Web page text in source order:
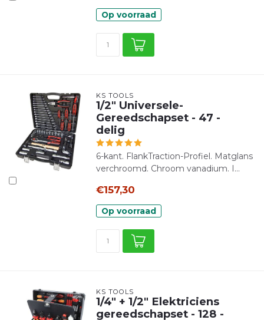
Op voorraad
KS TOOLS
1/2" Universele-
Gereedschapset - 47 -
delig
6-kant. FlankTraction-Profiel. Matglans
verchroomd. Chroom vanadium. I...
€157,30
Op voorraad
KS TOOLS
1/4" + 1/2" Elektriciens
gereedschapset - 128 -